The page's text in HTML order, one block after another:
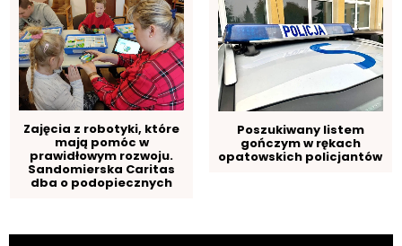
Zajęcia z robotyki, które
mają pomóc w
prawidłowym rozwoju.
Sandomierska Caritas
dba o podopiecznych
Poszukiwany listem
gończym w rękach
opatowskich policjantów